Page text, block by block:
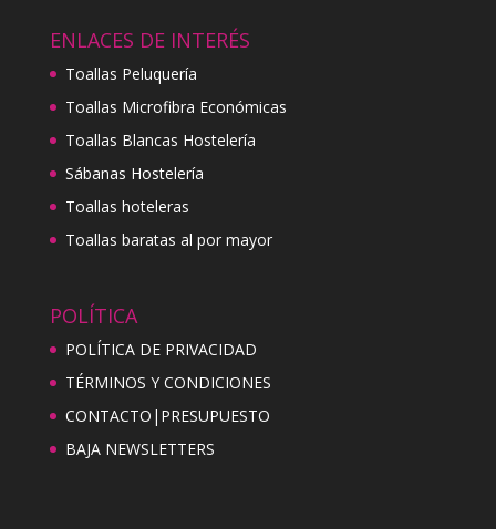
ENLACES DE INTERÉS
Toallas Peluquería
Toallas Microfibra Económicas
Toallas Blancas Hostelería
Sábanas Hostelería
Toallas hoteleras
Toallas baratas al por mayor
POLÍTICA
POLÍTICA DE PRIVACIDAD
TÉRMINOS Y CONDICIONES
CONTACTO|PRESUPUESTO
BAJA NEWSLETTERS